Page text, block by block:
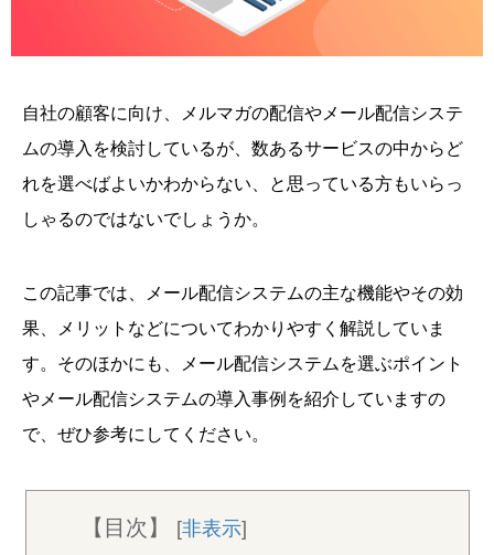
自社の顧客に向け、メルマガの配信やメール配信システ
ムの導入を検討しているが、数あるサービスの中からど
れを選べばよいかわからない、と思っている方もいらっ
しゃるのではないでしょうか。
この記事では、メール配信システムの主な機能やその効
果、メリットなどについてわかりやすく解説していま
す。そのほかにも、メール配信システムを選ぶポイント
やメール配信システムの導入事例を紹介していますの
で、ぜひ参考にしてください。
【目次】 [非表示]